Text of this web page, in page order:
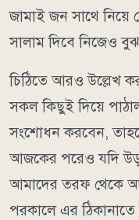
জামাই জন সাথে
সালাম দিবে নিজেও
চিঠিতে আরও উল্লেখ
সকল কিছুই দিয়ে
সংশোধন করবেন,
আজকের পরেও যদি
আমাদের তরফ থেকে
পরকালে এর